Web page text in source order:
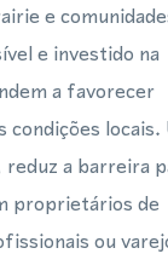
e
e investido na
a favorecer
locais.
a barreira
proprietários de
ou